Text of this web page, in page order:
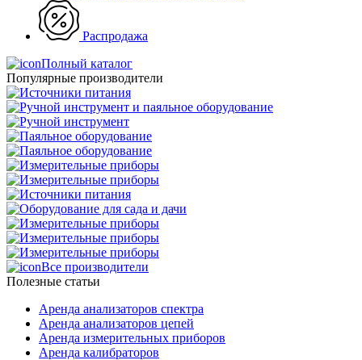
Распродажа
Полный каталог
Популярные производители
Все производители
Полезные статьи
Аренда анализаторов спектра
Аренда анализаторов цепей
Аренда измерительных приборов
Аренда калибраторов